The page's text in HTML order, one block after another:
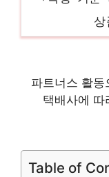
아장아장스
기
차일드라이
할 기회!
금 확인!
파트너스 활
택배사에 따
Table of